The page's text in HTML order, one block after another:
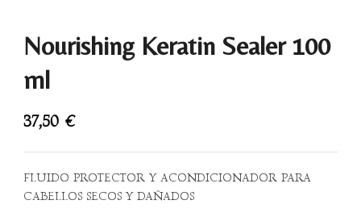
Nourishing Keratin Sealer 100
ml
37,50 €
FLUIDO PROTECTOR Y ACONDICIONADOR PARA
CABELLOS SECOS Y DAÑADOS